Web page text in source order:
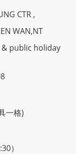
CTR ,
WAN,NT
public holiday
一格)
）